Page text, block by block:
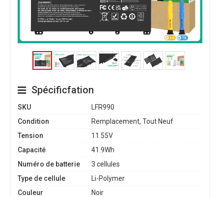
Spécificfation
SKU
LFR990
Condition
Remplacement, Tout Neuf
Tension
11.55V
Capacité
41.9Wh
Numéro de batterie
3 cellules
Type de cellule
Li-Polymer
Couleur
Noir